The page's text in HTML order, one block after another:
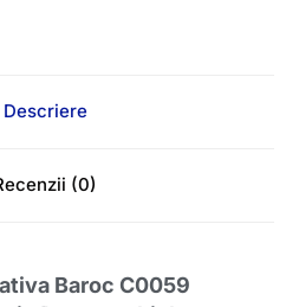
Descriere
(0)
Baroc C0059